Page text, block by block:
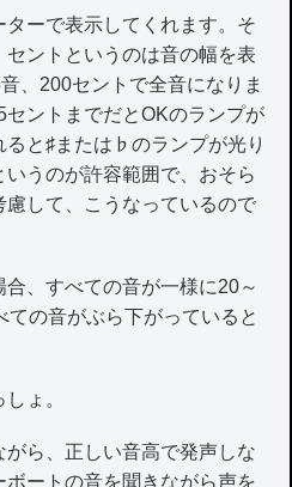
ーで表示してくれます。そ
ントというのは音の幅を表
、200セントで全音になりま
ントまでだとOKのランプが
と♯または♭のランプが光り
うのが許容範囲で、おそら
慮して、こうなっているので
、すべての音が一様に20～
の音がぶら下がっていると
ょ。
ら、正しい音高で発声しな
ートの音を聞きながら声を